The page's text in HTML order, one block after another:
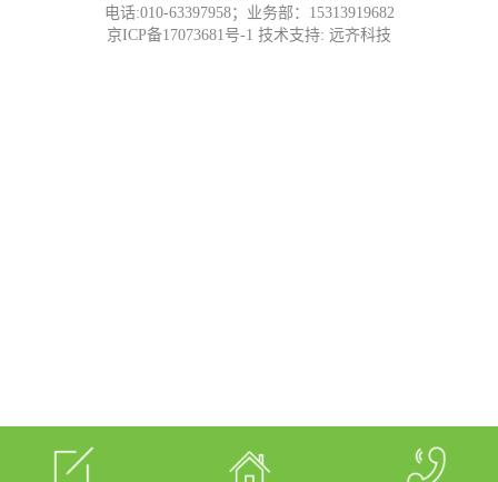
电话:010-63397958；业务部：15313919682
京ICP备17073681号-1 技术支持: 远齐科技